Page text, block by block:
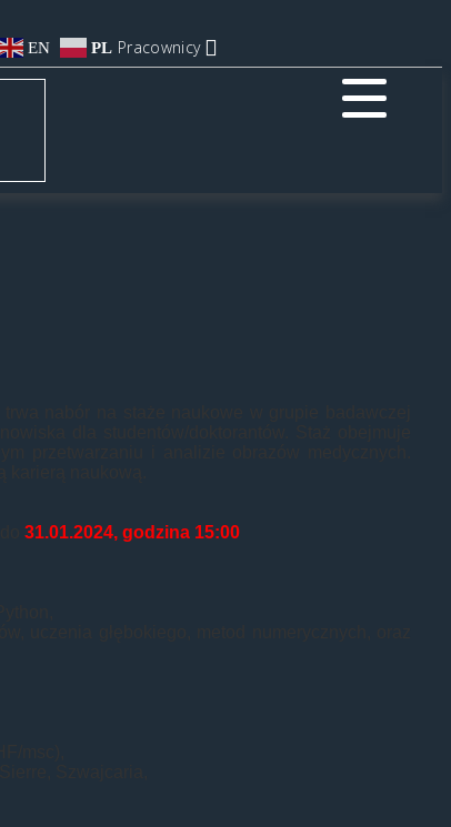
EN PL Pracownicy
31.01.2024, godzina 15:00